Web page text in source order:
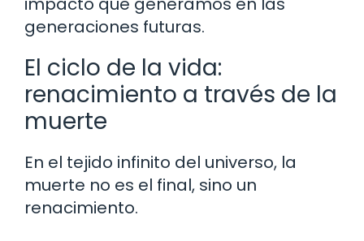
generaciones futuras.
El ciclo de la vida:
renacimiento a través de la
muerte
En el tejido infinito del universo, la
muerte no es el final, sino un
renacimiento.